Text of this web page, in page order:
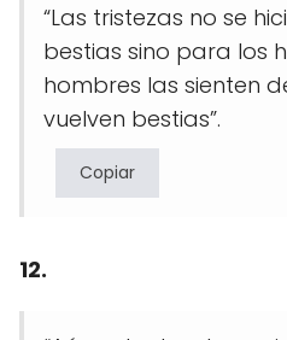
“Las tristezas no se
bestias sino para los
hombres las sienten
vuelven bestias”.
Copiar
12.